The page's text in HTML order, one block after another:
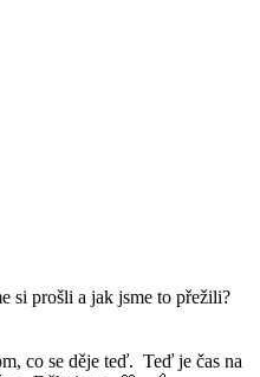
si prošli a jak jsme to přežili?
co se děje teď. Teď je čas na